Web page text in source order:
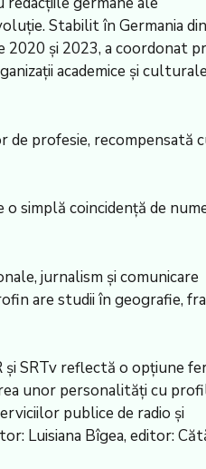
Stabilit în Germania
2020 și 2023, a coordonat
academice și culturale
de profesie, recompensată
simplă coincidență de
jurnalism și comunicare
are studii în geografie,
și SRTv reflectă o opțiune
unor personalități cu
publice de radio și
Luisiana Bîgea, editor: